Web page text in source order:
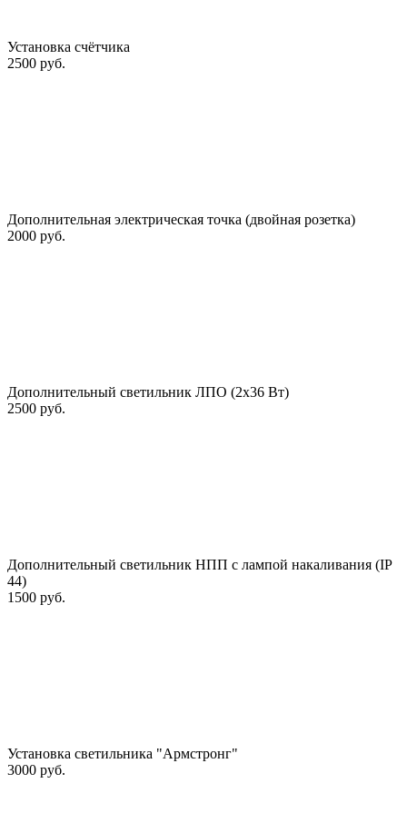
Установка счётчика
2500 руб.
Дополнительная электрическая точка (двойная розетка)
2000 руб.
Дополнительный светильник ЛПО (2х36 Вт)
2500 руб.
Дополнительный светильник НПП с лампой накаливания (IP
44)
1500 руб.
Установка светильника "Армстронг"
3000 руб.